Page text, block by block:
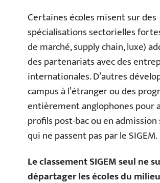
Certaines écoles misent sur des
spécialisations sectorielles
de marché, supply chain, luxe)
des partenariats avec des
internationales. D’autres
campus à l’étranger ou des
entièrement anglophones pour
profils post-bac ou en
qui ne passent pas par le SIGEM.
Le classement SIGEM seul ne
départager les écoles du